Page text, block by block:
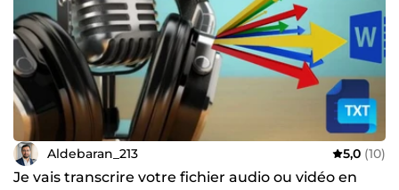
Aldebaran_213 5,0 (10)
Je vais transcrire votre fichier audio ou vidéo en